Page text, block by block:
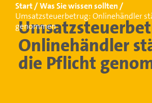
Start
Was Sie wissen sollten
Umsatzsteuerbetrug: Onlinehändler
genommen
Onlinehändler
die Pflicht